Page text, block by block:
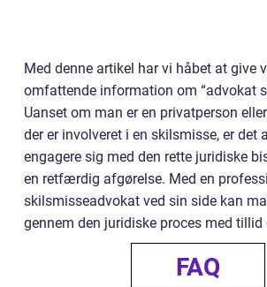
Med denne artikel har vi håbet at give
omfattende information om “advokat
Uanset om man er en privatperson
der er involveret i en skilsmisse, er det
engagere sig med den rette juridiske
en retfærdig afgørelse. Med en
skilsmisseadvokat ved sin side kan
gennem den juridiske proces med tillid
FAQ